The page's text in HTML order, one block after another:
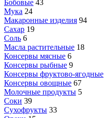
Бобовые 43
Мука 24
Макаронные изделия 94
Сахар 19
Соль 6
Масла растительные 18
Консервы мясные 6
Консервы рыбные 9
Консервы фруктово-ягодные
Консервы овощные 67
Молочные продукты 5
Соки 39
Сухофрукты 33